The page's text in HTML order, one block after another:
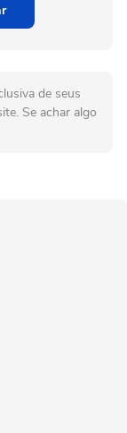
de seus
Se achar algo